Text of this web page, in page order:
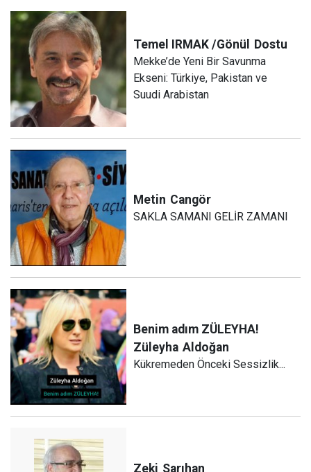
Temel IRMAK /Gönül Dostu
Mekke’de Yeni Bir Savunma
Ekseni: Türkiye, Pakistan ve
Suudi Arabistan
Metin Cangör
SAKLA SAMANI GELİR ZAMANI
Benim adım ZÜLEYHA!
Züleyha Aldoğan
Kükremeden Önceki Sessizlik...
Zeki Sarıhan